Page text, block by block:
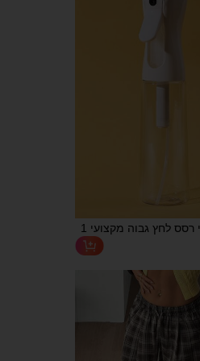
מושלמת לאבא ליום האב
בקבוק ספריי רסס לחץ גבוה מקצועי 1
יחידה, 200ML/300ML, רסס עדין
בוואקום בלחץ גבוה, כלי
מוצרי טיפוח שיער
חיוני לטיפוח ויופי